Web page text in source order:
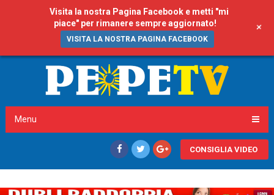
Menu
CONSIGLIA VIDEO
Visita la nostra Pagina Facebook e metti "mi
piace" per rimanere sempre aggiornato!
VISITA LA NOSTRA PAGINA FACEBOOK
+